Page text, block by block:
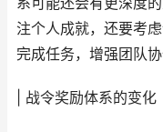
注个人成就，还要考
完成任务，增强团队协
| 战令奖励体系的变化